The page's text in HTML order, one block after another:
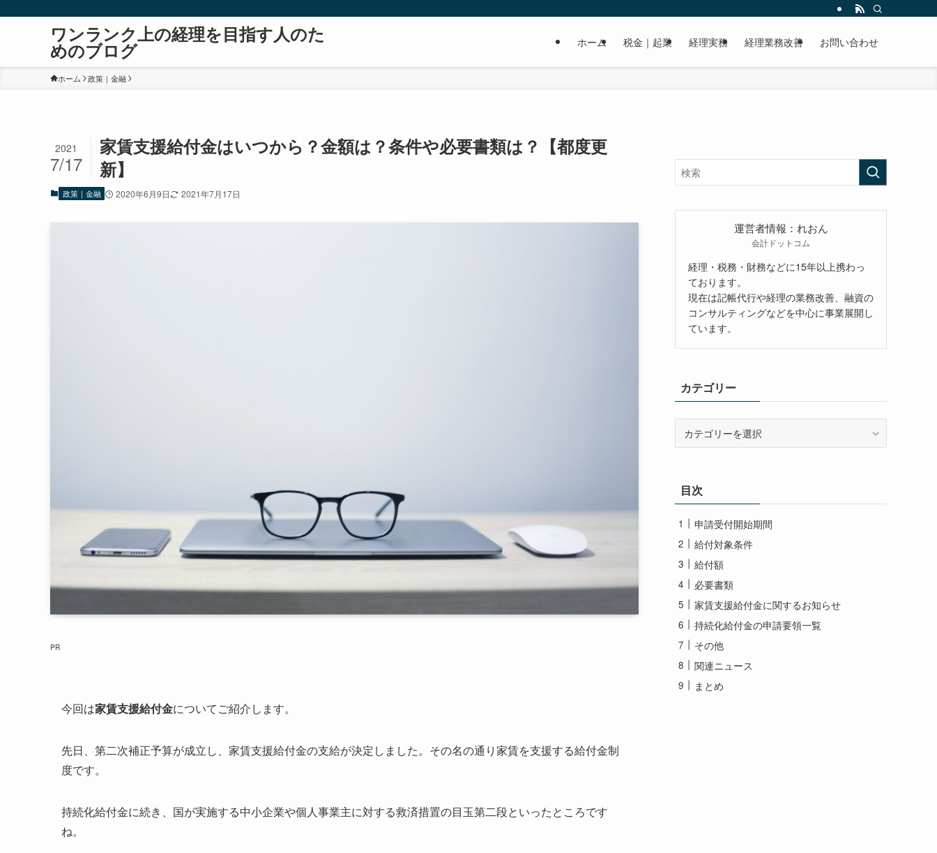
ワンランク上の経理を目指す人のた
めのブログ ホーム 税金｜起業 経理実務 経理業務改善 お問い合わせ
ホーム 政策｜金融
家賃支援給付金はいつから？金額は？条件や必要書類は？【都度更
新】
2021
7/17
政策｜金融 2020年6月9日 2021年7月17日
PR
今回は家賃支援給付金についてご紹介します。
先日、第二次補正予算が成立し、家賃支援給付金の支給が決定しました。その名の通り家賃を支援する給付金制
度です。
持続化給付金に続き、国が実施する中小企業や個人事業主に対する救済措置の目玉第二段といったところです
ね。
運営者情報：れおん
会計ドットコム
経理・税務・財務などに15年以上携わっ
ております。
現在は記帳代行や経理の業務改善、融資の
コンサルティングなどを中心に事業展開し
ています。
カテゴリー
ー目次
申請受付開始期間
給付対象条件
給付額
必要書類
家賃支援給付金に関するお知らせ
持続化給付金の申請要領一覧
その他
関連ニュース
まとめ